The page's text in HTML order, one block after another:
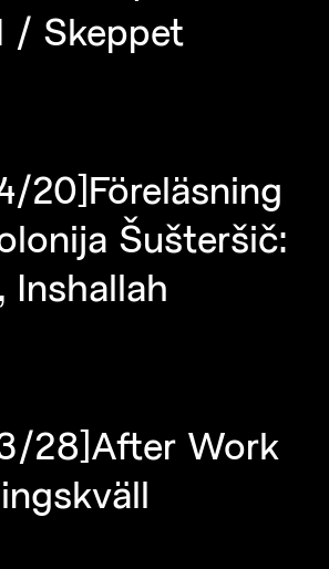
/ Skeppet
20]Föreläsning
Šušteršič:
Inshallah
28]After Work